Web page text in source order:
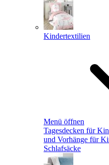
Kindertextilien
Menü öffnen
Tagesdecken für
und Vorhänge für
Schlafsäcke